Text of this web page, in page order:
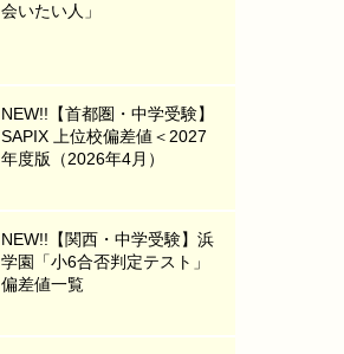
会いたい人」
NEW!!【首都圏・中学受験】
SAPIX 上位校偏差値＜2027
年度版（2026年4月）
NEW!!【関西・中学受験】浜
学園「小6合否判定テスト」
偏差値一覧